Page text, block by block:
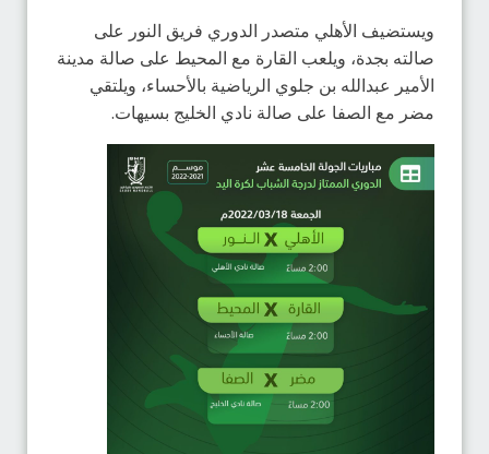
ويستضيف الأهلي متصدر الدوري فريق النور على
صالته بجدة، ويلعب القارة مع المحيط على صالة مدينة
الأمير عبدالله بن جلوي الرياضية بالأحساء، ويلتقي
مضر مع الصفا على صالة نادي الخليج بسيهات.